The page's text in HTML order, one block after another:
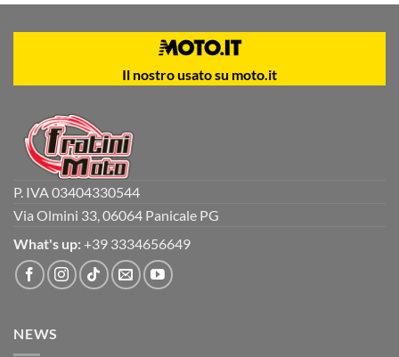
Il nostro usato su moto.it
P. IVA 03404330544
Via Olmini 33, 06064 Panicale PG
What's up: +39 3334656649
NEWS